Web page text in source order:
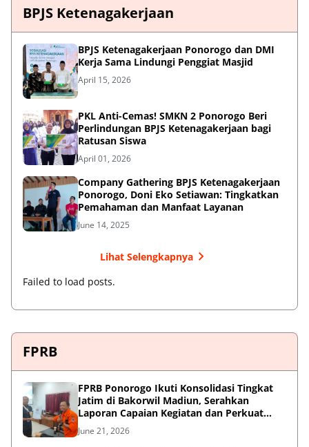
BPJS Ketenagakerjaan
BPJS Ketenagakerjaan Ponorogo dan DMI
Kerja Sama Lindungi Penggiat Masjid
April 15, 2026
PKL Anti-Cemas! SMKN 2 Ponorogo Beri
Perlindungan BPJS Ketenagakerjaan bagi
Ratusan Siswa
April 01, 2026
Company Gathering BPJS Ketenagakerjaan
Ponorogo, Doni Eko Setiawan: Tingkatkan
Pemahaman dan Manfaat Layanan
June 14, 2025
Lihat Selengkapnya
Failed to load posts.
FPRB
FPRB Ponorogo Ikuti Konsolidasi Tingkat
Jatim di Bakorwil Madiun, Serahkan
Laporan Capaian Kegiatan dan Perkuat
Sinergi Pentahelix
June 21, 2026